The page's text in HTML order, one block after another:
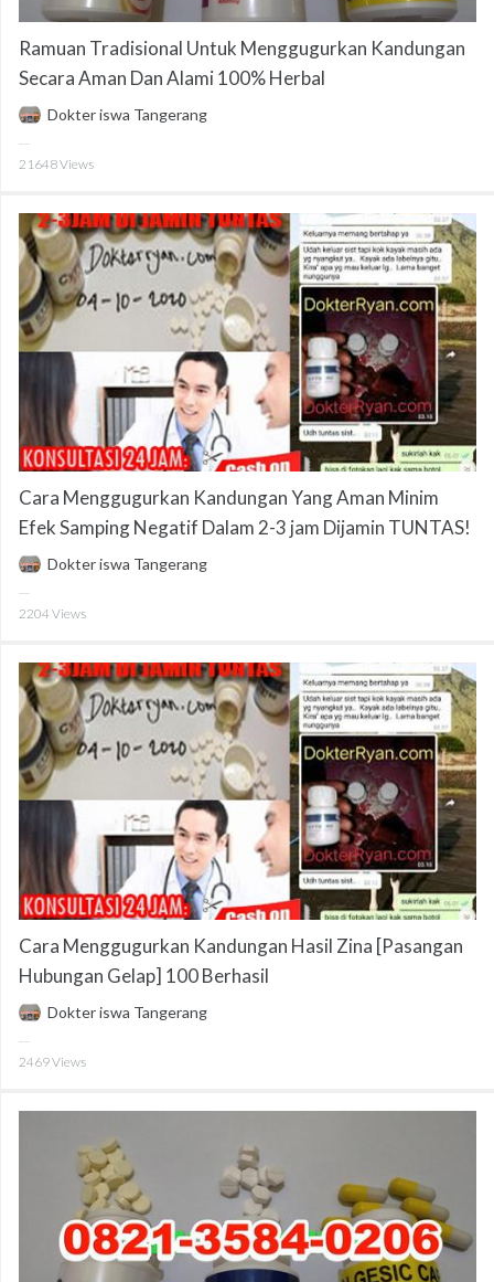
Ramuan Tradisional Untuk Menggugurkan Kandungan
Secara Aman Dan Alami 100% Herbal
Dokter iswa Tangerang
21648Views
Cara Menggugurkan Kandungan Yang Aman Minim
Efek Samping Negatif Dalam 2-3 jam Dijamin TUNTAS!
Dokter iswa Tangerang
2204 Views
Cara Menggugurkan Kandungan Hasil Zina [Pasangan
Hubungan Gelap] 100 Berhasil
Dokter iswa Tangerang
2469Views